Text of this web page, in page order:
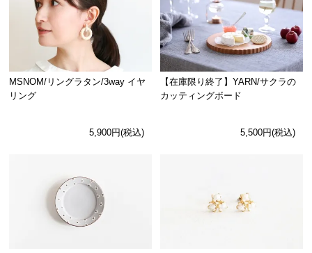
MSNOM/リングラタン/3way イヤ
リング
5,900円(税込)
【在庫限り終了】YARN/サクラの
カッティングボード
5,500円(税込)